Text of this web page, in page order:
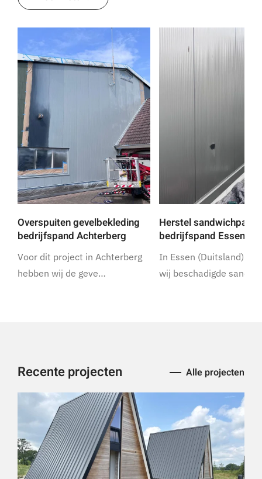
Overspuiten gevelbekleding
bedrijfspand Achterberg
Voor dit project in Achterberg
hebben wij de geve…
Herstel
bedrijfspand Essen
In Essen (Duitsland)
wij beschadigde
Recente projecten Alle projecten